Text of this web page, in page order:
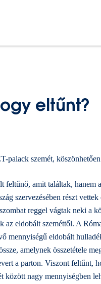
eltűnt?
palack szemét,
feltűnő, amit találtak, hanem
szervezésében részt
reggel vágtak neki a
az eldobált szeméttől. A
mennyiségű eldobált
amelynek összetétele
a parton. Viszont feltűnt,
között nagy mennyiségben